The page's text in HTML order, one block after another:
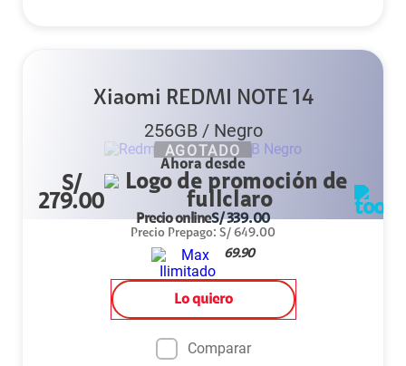
Xiaomi REDMI NOTE 14
256GB/ Negro
AGOTADO
Ahora desde
S/
279.00
Precio onlineS/339.00
Precio Prepago: S/ 649.00
69.90
Lo quiero
Comparar